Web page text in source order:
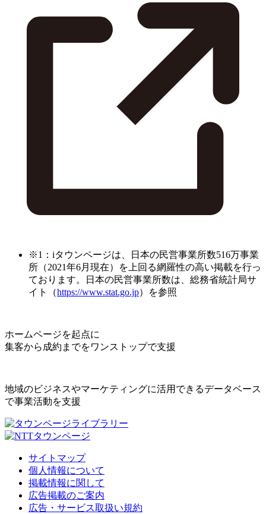
※1：iタウンページは、日本の民営事業所数516万事業
所（2021年6月現在）を上回る網羅性の高い掲載を行っ
ております。日本の民営事業所数は、総務省統計局サ
イト（https://www.stat.go.jp）を参照
ホームページを起点に
集客から成約までをワンストップで支援
地域のビジネスやマーケティングに活用できるデータベース
で事業活動を支援
サイトマップ
個人情報について
掲載情報に関して
広告掲載のご案内
広告・サービス取扱い規約